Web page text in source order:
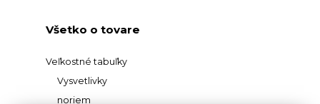
Všetko o tovare
Veľkostné tabuľky
Vysvetlivky
noriem